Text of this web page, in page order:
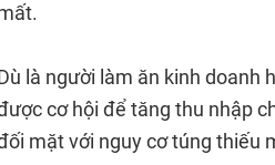
là người làm ăn kinh doanh
cơ hội để tăng thu nhập
mặt với nguy cơ túng thiếu